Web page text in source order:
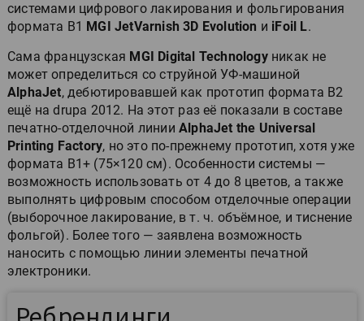
системами цифрового лакирования и фольгирования
формата B1 MGI JetVarnish 3D Evolution и iFoil L.
Сама французская MGI Digital Technologyникак не
может определиться со струйной УФ-машиной
AlphaJet, дебютировавшей как прототип формата B2
ещё на drupa 2012. На этот раз её показали в составе
печатно-отделочной линии AlphaJet the Universal
Printing Factory, но это по-прежнему прототип, хотя уже
формата В1+ (75×120 cм). Особенности системы —
возможность использовать от 4 до 8 цветов, а также
выполнять цифровым способом отделочные операции
(выборочное лакирование, в т. ч. объёмное, и тиснение
фольгой). Более того — заявлена возможность
наносить с помощью линии элементы печатной
электроники.